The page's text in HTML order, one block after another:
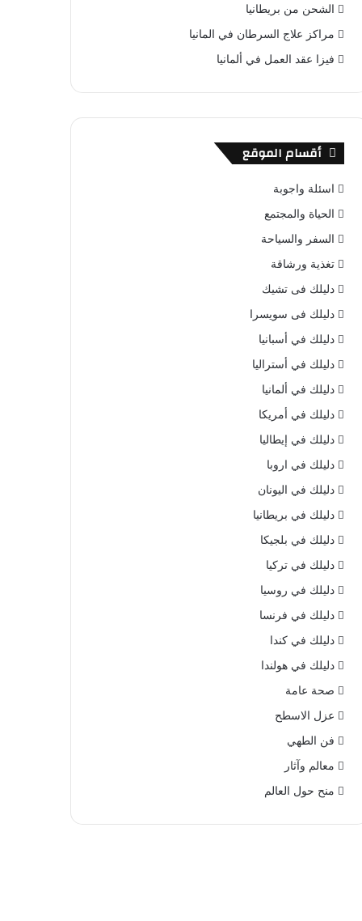
الشحن من بريطانيا
مراكز علاج السرطان في المانيا
فيزا عقد العمل في ألمانيا
أقسام الموقع
اسئلة واجوبة
الحياة والمجتمع
السفر والسياحة
تغذية ورشاقة
دليلك فى تشيك
دليلك فى سويسرا
دليلك في أسبانيا
دليلك في أستراليا
دليلك في ألمانيا
دليلك في أمريكا
دليلك في إيطاليا
دليلك في اروبا
دليلك في اليونان
دليلك في بريطانيا
دليلك في بلجيكا
دليلك في تركيا
دليلك في روسيا
دليلك في فرنسا
دليلك في كندا
دليلك في هولندا
صحة عامة
عزل الاسطح
فن الطهي
معالم وآثار
منح حول العالم